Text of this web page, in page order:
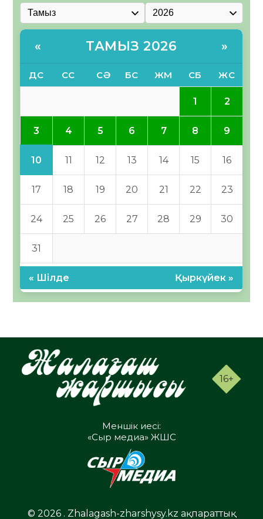
« ТАМЫЗ 2026 »
ДС СС СӘ БС ЖМ СБ ЖС
1 2
3 4 5 6 7 8 9
10 11 12 13 14 15 16
17 18 19 20 21 22 23
24 25 26 27 28 29 30
31
« Шілде Қыркүйек »
16+
Меншік иесі:
«Сыр медиа» ЖШС
© 2026 . Zhalagash-zharshysy.kz ақпараттық